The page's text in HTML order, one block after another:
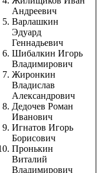
Андреевич
Варлашкин
Эдуард
Геннадьевич
Шибалкин Игорь
Владимирович
Жиронкин
Владислав
Александрович
Дедочев Роман
Иванович
Игнатов Игорь
Борисович
Пронькин
Виталий
Владимирович